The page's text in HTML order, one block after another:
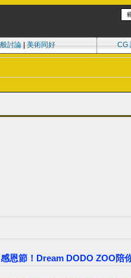
討論| 美術同好 CG
恩節！Dream DODO ZOO陪